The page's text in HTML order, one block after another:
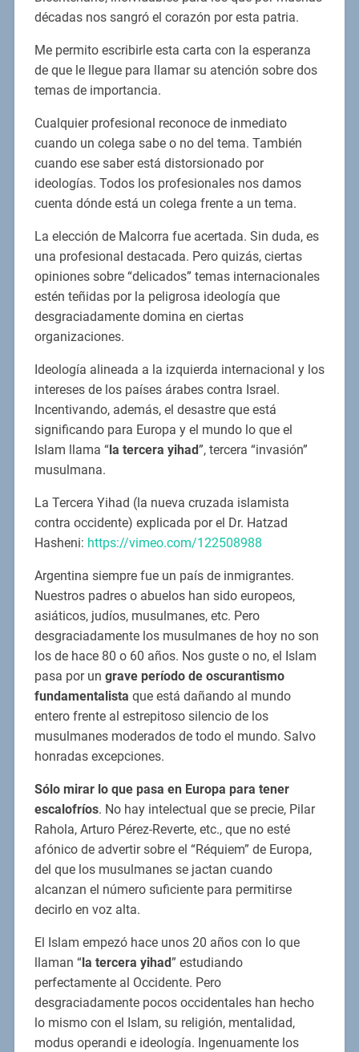
décadas nos sangró el corazón por esta patria.
Me permito escribirle esta carta con la esperanza
de que le llegue para llamar su atención sobre dos
temas de importancia.
Cualquier profesional reconoce de inmediato
cuando un colega sabe o no del tema. También
cuando ese saber está distorsionado por
ideologías. Todos los profesionales nos damos
cuenta dónde está un colega frente a un tema.
La elección de Malcorra fue acertada. Sin duda, es
una profesional destacada. Pero quizás, ciertas
opiniones sobre “delicados” temas internacionales
estén teñidas por la peligrosa ideología que
desgraciadamente domina en ciertas
organizaciones.
Ideología alineada a la izquierda internacional y los
intereses de los países árabes contra Israel.
Incentivando, además, el desastre que está
significando para Europa y el mundo lo que el
Islam llama “la tercera yihad”, tercera “invasión”
musulmana.
La Tercera Yihad (la nueva cruzada islamista
contra occidente) explicada por el Dr. Hatzad
Hasheni: https://vimeo.com/122508988
Argentina siempre fue un país de inmigrantes.
Nuestros padres o abuelos han sido europeos,
asiáticos, judíos, musulmanes, etc. Pero
desgraciadamente los musulmanes de hoy no son
los de hace 80 o 60 años. Nos guste o no, el Islam
pasa por un grave período de oscurantismo
fundamentalista que está dañando al mundo
entero frente al estrepitoso silencio de los
musulmanes moderados de todo el mundo. Salvo
honradas excepciones.
Sólo mirar lo que pasa en Europa para tener
escalofríos. No hay intelectual que se precie, Pilar
Rahola, Arturo Pérez-Reverte, etc., que no esté
afónico de advertir sobre el “Réquiem” de Europa,
del que los musulmanes se jactan cuando
alcanzan el número suficiente para permitirse
decirlo en voz alta.
El Islam empezó hace unos 20 años con lo que
llaman “la tercera yihad” estudiando
perfectamente al Occidente. Pero
desgraciadamente pocos occidentales han hecho
lo mismo con el Islam, su religión, mentalidad,
modus operandi e ideología. Ingenuamente los